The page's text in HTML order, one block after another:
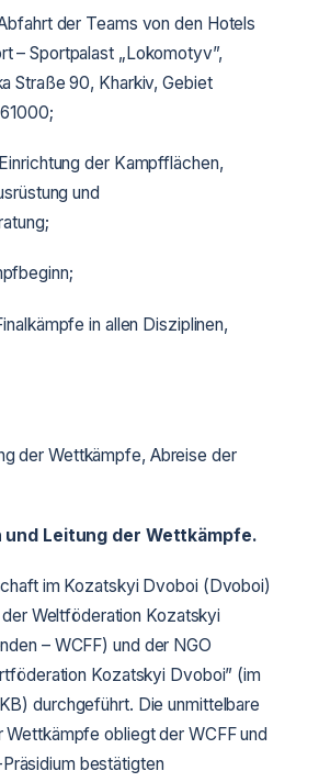
der Teams von den Hotels
– Sportpalast „Lokomotyv”,
Straße 90, Kharkiv, Gebiet
der Kampfflächen,
und
in allen Disziplinen,
der Wettkämpfe, Abreise der
und Leitung der Wettkämpfe.
im Kozatskyi Dvoboi (Dvoboi)
Weltföderation Kozatskyi
– WCFF) und der NGO
Kozatskyi Dvoboi” (im
durchgeführt. Die unmittelbare
Wettkämpfe obliegt der WCFF und
bestätigten